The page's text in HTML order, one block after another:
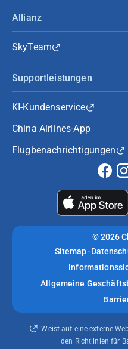
Allianz
SkyTeam
Supportleistungen
KI-Kundenservice
China Airlines-App
Flugbenachrichtigungen
©2026
Sitemap
Allgemeine
Weist auf eine externe
den Richtlinien für